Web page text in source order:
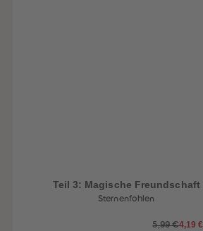
Teil 3: Magische Freundschaft
Sternenfohlen
5,99 €4,19 €